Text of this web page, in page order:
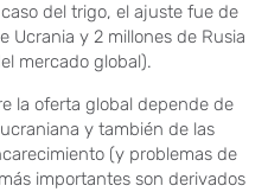
del trigo, el ajuste fue de
Ucrania y 2 millones de Rusia
mercado global).
la oferta global depende de
y también de las
(y problemas de
importantes son derivados